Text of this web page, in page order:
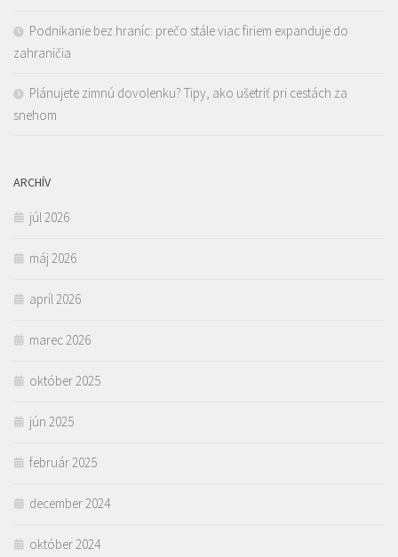
Podnikanie bez hraníc: prečo stále viac firiem expanduje do
zahraničia
Plánujete zimnú dovolenku? Tipy, ako ušetriť pri cestách za
snehom
ARCHÍV
júl 2026
máj 2026
apríl 2026
marec 2026
október 2025
jún 2025
február 2025
december 2024
október 2024